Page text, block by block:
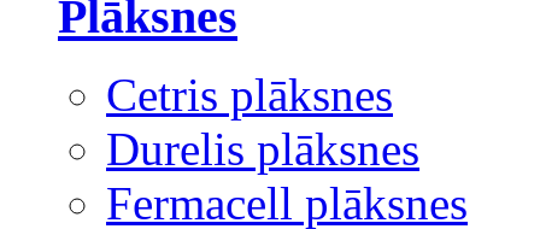
Plāksnes
Cetris plāksnes
Durelis plāksnes
Fermacell plāksnes